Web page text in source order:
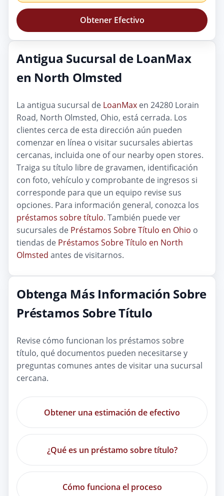
Obtener Efectivo
Antigua Sucursal de LoanMax
en North Olmsted
La antigua sucursal de LoanMax en 24280 Lorain
Road, North Olmsted, Ohio, está cerrada. Los
clientes cerca de esta dirección aún pueden
comenzar en línea o visitar sucursales abiertas
cercanas, incluida one of our nearby open stores.
Traiga su título libre de gravamen, identificación
con foto, vehículo y comprobante de ingresos si
corresponde para que un equipo revise sus
opciones. Para información general, conozca los
préstamos sobre título. También puede ver
sucursales de Préstamos Sobre Título en Ohio o
tiendas de Préstamos Sobre Título en North
Olmsted antes de visitarnos.
Obtenga Más Información Sobre
Préstamos Sobre Título
Revise cómo funcionan los préstamos sobre
título, qué documentos pueden necesitarse y
preguntas comunes antes de visitar una sucursal
cercana.
Obtener una estimación de efectivo
¿Qué es un préstamo sobre título?
Cómo funciona el proceso